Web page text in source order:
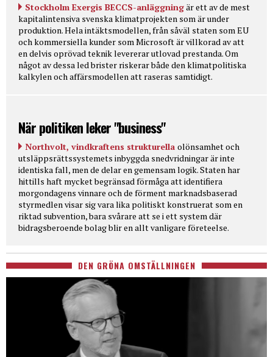
Stockholm Exergis BECCS-anläggningär ett av de mest
kapitalintensiva svenska klimatprojekten som är under
produktion. Hela intäktsmodellen, från såväl staten som EU
och kommersiella kunder som Microsoft är villkorad av att
en delvis oprövad teknik levererar utlovad prestanda. Om
något av dessa led brister riskerar både den klimatpolitiska
kalkylen och affärsmodellen att raseras samtidigt.
När politiken leker "business"
Northvolt, vindkraftens strukturella olönsamhet och
utsläppsrättssystemets inbyggda snedvridningar är inte
identiska fall, men de delar en gemensam logik. Staten har
hittills haft mycket begränsad förmåga att identifiera
morgondagens vinnare och de förment marknadsbaserad
styrmedlen visar sig vara lika politiskt konstruerat som en
riktad subvention, bara svårare att se i ett system där
bidragsberoende bolag blir en allt vanligare företeelse.
DEN GRÖNA OMSTÄLLNINGEN